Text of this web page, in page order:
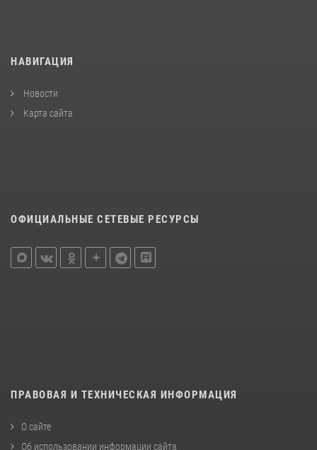
НАВИГАЦИЯ
Новости
Карта сайта
ОФИЦИАЛЬНЫЕ СЕТЕВЫЕ РЕСУРСЫ
ПРАВОВАЯ И ТЕХНИЧЕСКАЯ ИНФОРМАЦИЯ
О сайте
Об использовании информации сайта